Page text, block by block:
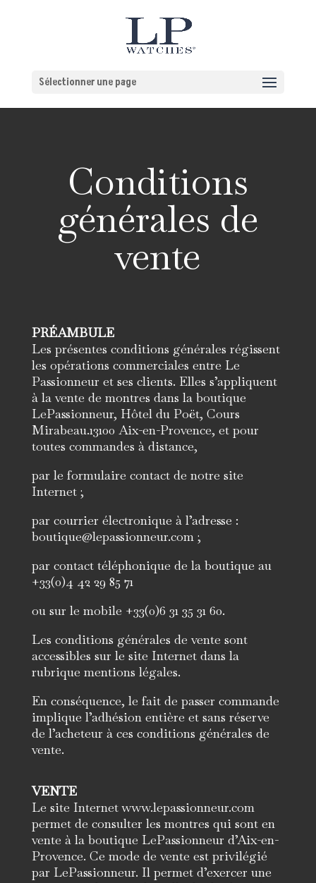
Sélectionner une page
Conditions
générales de
vente
PRÉAMBULE
Les présentes conditions générales régissent
les opérations commerciales entre Le
Passionneur et ses clients. Elles s’appliquent
à la vente de montres dans la boutique
LePassionneur, Hôtel du Poët, Cours
Mirabeau.13100 Aix-en-Provence, et pour
toutes commandes à distance,
par le formulaire contact de notre site
Internet ;
par courrier électronique à l’adresse :
boutique@lepassionneur.com ;
par contact téléphonique de la boutique au
+33(0)4 42 29 85 71
ou sur le mobile +33(0)6 31 35 31 60.
Les conditions générales de vente sont
accessibles sur le site Internet dans la
rubrique mentions légales.
En conséquence, le fait de passer commande
implique l’adhésion entière et sans réserve
de l’acheteur à ces conditions générales de
vente.
VENTE
Le site Internet www.lepassionneur.com
permet de consulter les montres qui sont en
vente à la boutique LePassionneur d’Aix-en-
Provence. Ce mode de vente est privilégié
par LePassionneur. Il permet d’exercer une